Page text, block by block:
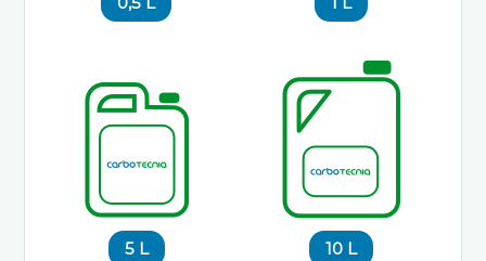
5 L 10 L